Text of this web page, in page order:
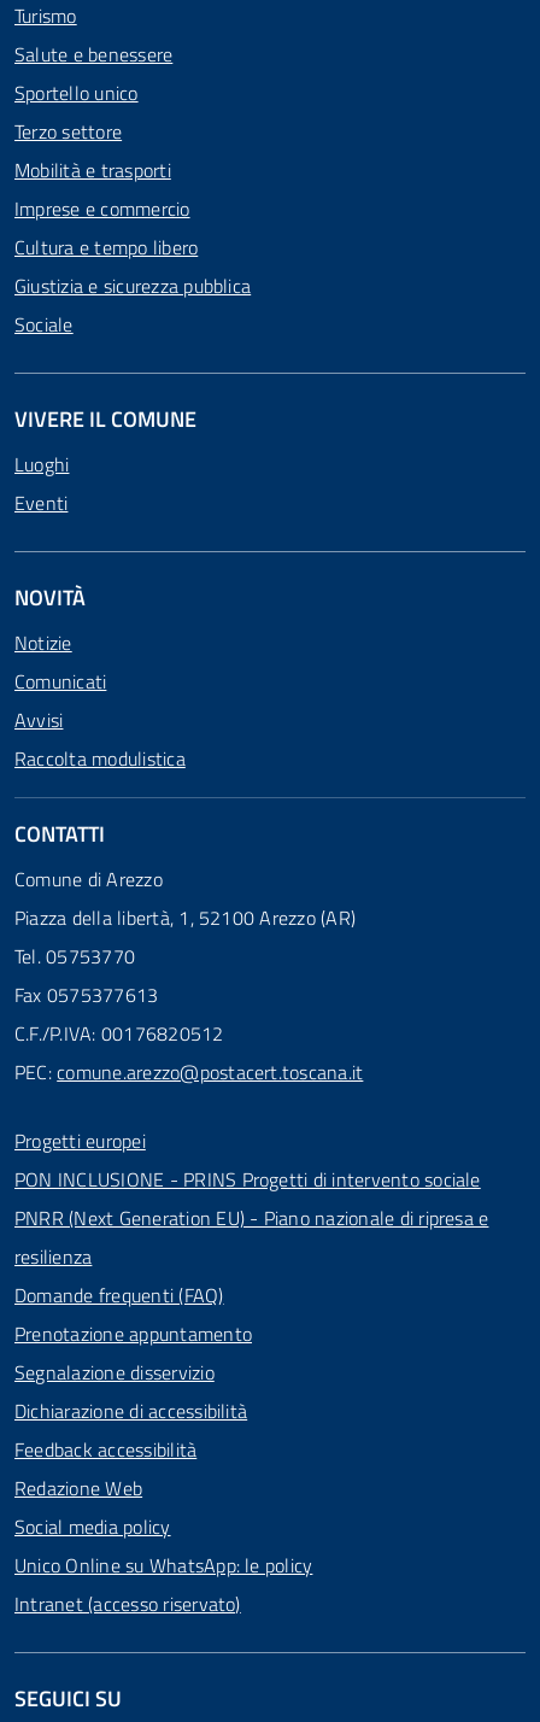
Turismo
Salute e benessere
Sportello unico
Terzo settore
Mobilità e trasporti
Imprese e commercio
Cultura e tempo libero
Giustizia e sicurezza pubblica
Sociale
VIVERE IL COMUNE
Luoghi
Eventi
NOVITÀ
Notizie
Comunicati
Avvisi
Raccolta modulistica
CONTATTI
Comune di Arezzo
Piazza della libertà, 1, 52100 Arezzo (AR)
Tel. 05753770
Fax 0575377613
C.F./P.IVA: 00176820512
PEC:comune.arezzo@postacert.toscana.it
Progetti europei
PON INCLUSIONE - PRINS Progetti di intervento sociale
PNRR (Next Generation EU) - Piano nazionale di ripresa e
resilienza
Domande frequenti (FAQ)
Prenotazione appuntamento
Segnalazione disservizio
Dichiarazione di accessibilità
Feedback accessibilità
Redazione Web
Social media policy
Unico Online su WhatsApp: le policy
Intranet (accesso riservato)
SEGUICI SU